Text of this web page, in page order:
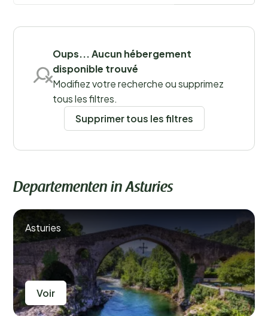
Lieux
Oups... Aucun hébergement
disponible trouvé
Modifiez votre recherche ou supprimez
tous les filtres.
Supprimer tous les filtres
Departementen in Asturies
Asturies
Voir